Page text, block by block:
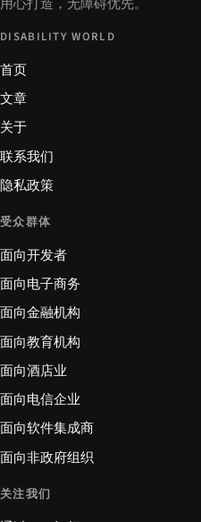
用心打造，无障碍优先。
DISABILITY WORLD
首页
文章
关于
联系我们
隐私政策
受众群体
面向开发者
面向电子商务
面向金融机构
面向教育机构
面向酒店业
面向电信企业
面向软件集成商
面向非政府组织
关注我们